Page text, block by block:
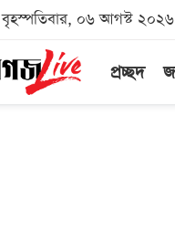
বৃহস্পতিবার, ০৬ আগস্ট ২০২৬
প্রচ্ছদ